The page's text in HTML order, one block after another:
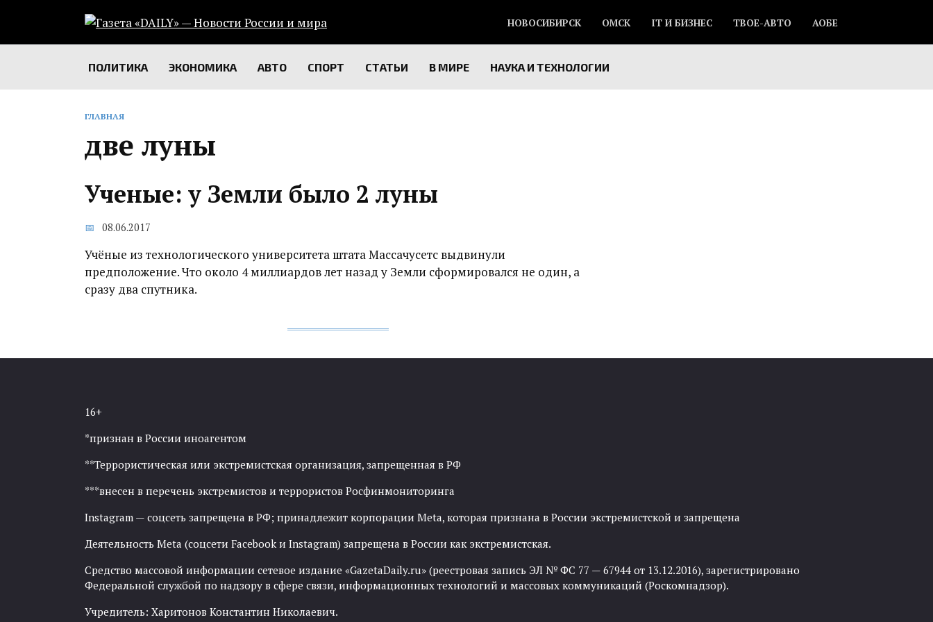
содержанию
НОВОСИБИРСК ОМСК IT И БИЗНЕС ТВОЕ-АВТО АОБЕ
ПОЛИТИКА ЭКОНОМИКА АВТО СПОРТ СТАТЬИ В МИРЕ НАУКА И ТЕХНОЛОГИИ
ГЛАВНАЯ
две луны
Ученые: у Земли было 2 луны
08.06.2017
Учёные из технологического университета штата Массачусетс выдвинули
предположение. Что около 4 миллиардов лет назад у Земли сформировался не один, а
сразу два спутника.
16+
*признан в России иноагентом
**Террористическая или экстремистская организация, запрещенная в РФ
***внесен в перечень экстремистов и террористов Росфинмониторинга
Instagram — соцсеть запрещена в РФ; принадлежит корпорации Meta, которая признана в России экстремистской и запрещена
Деятельность Meta (соцсети Facebook и Instagram) запрещена в России как экстремистская.
Средство массовой информации сетевое издание «GazetaDaily.ru» (реестровая запись ЭЛ № ФС 77 — 67944 от 13.12.2016), зарегистрировано
Федеральной службой по надзору в сфере связи, информационных технологий и массовых коммуникаций (Роскомнадзор).
Учредитель: Харитонов Константин Николаевич.